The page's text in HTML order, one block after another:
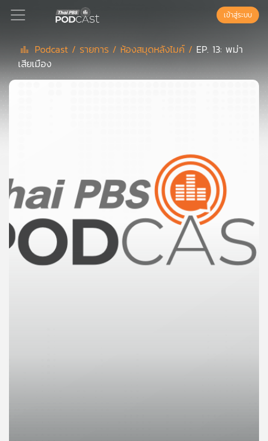
Podcast
เพล
ลิ
สต์
ของ
เข้าสู่ระบบ
Podcast / รายการ / ห้องสมุดหลังไมค์ / EP. 13: พม่า
เสียเมือง